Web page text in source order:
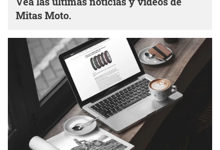
Mitas Moto.